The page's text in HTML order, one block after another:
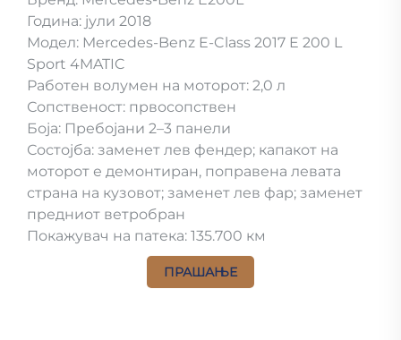
Година: јули 2018
Модел: Mercedes-Benz E-Class 2017 E 200 L
Sport 4MATIC
Работен волумен на моторот: 2,0 л
Сопственост: првосопствен
Боја: Пребојани 2–3 панели
Состојба: заменет лев фендер; капакот на
моторот е демонтиран, поправена левата
страна на кузовот; заменет лев фар; заменет
предниот ветробран
Покажувач на патека: 135.700 км
ПРАШАЊЕ